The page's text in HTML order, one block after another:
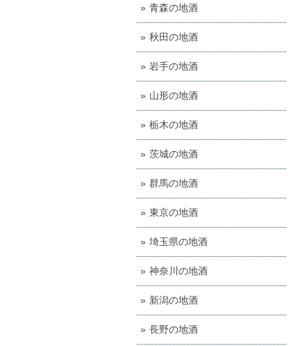
青森の地酒
秋田の地酒
岩手の地酒
山形の地酒
栃木の地酒
茨城の地酒
群馬の地酒
東京の地酒
埼玉県の地酒
神奈川の地酒
新潟の地酒
長野の地酒